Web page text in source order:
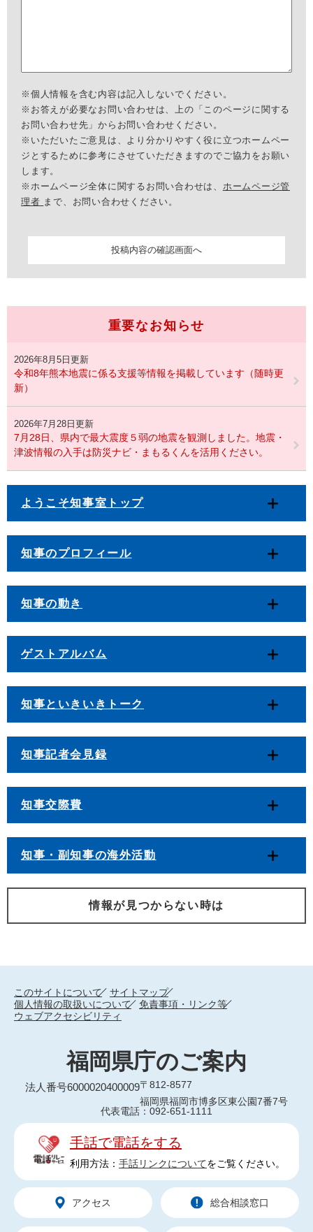
※個人情報を含む内容は記入しないでください。
※お答えが必要なお問い合わせは、上の「このページに関する
お問い合わせ先」からお問い合わせください。
※いただいたご意見は、より分かりやすく役に立つホームペー
ジとするために参考にさせていただきますのでご協力をお願い
します。
※ホームページ全体に関するお問い合わせは、 ホームページ管
理者 まで、お問い合わせください。
重要なお知らせ
2026年8月5日更新
令和8年熊本地震に係る支援等情報を掲載しています（随時更
新）
2026年7月28日更新
7月28日、県内で最大震度５弱の地震を観測しました。地震・
津波情報の入手は防災ナビ・まもるくんを活用ください。
ようこそ知事室トップ
知事のプロフィール
知事の動き
ゲストアルバム
知事といきいきトーク
知事記者会見録
知事交際費
知事・副知事の海外活動
情報が見つからない時は
このサイトについて
サイトマップ
個人情報の取扱いについて
免責事項・リンク等
ウェブアクセシビリティ
福岡県庁のご案内
法人番号6000020400009〒812-8577
福岡県福岡市博多区東公園7番7号
代表電話：092-651-1111
手話で電話をする
利用方法： 手話リンクについてをご覧ください。
アクセス 総合相談窓口